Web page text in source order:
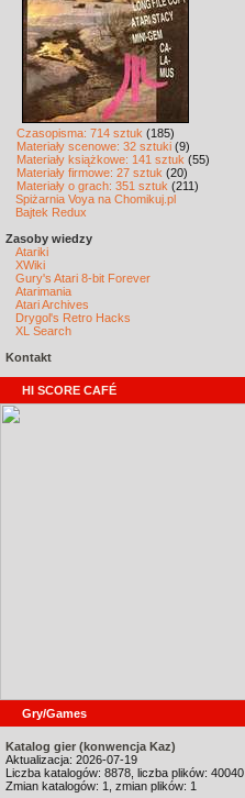
Czasopisma: 714 sztuk (185)
Materiały scenowe: 32 sztuki (9)
Materiały książkowe: 141 sztuk (55)
Materiały firmowe: 27 sztuk (20)
Materiały o grach: 351 sztuk (211)
Spiżarnia Voya na Chomikuj.pl
Bajtek Redux
Zasoby wiedzy
Atariki
XWiki
Gury's Atari 8-bit Forever
Atarimania
Atari Archives
Drygol's Retro Hacks
XL Search
Kontakt
HI SCORE CAFÉ
Gry/Games
Katalog gier (konwencja Kaz)
Aktualizacja: 2026-07-19
Liczba katalogów: 8878, liczba plików: 40040
Zmian katalogów: 1, zmian plików: 1